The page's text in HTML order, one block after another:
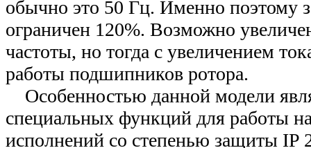
обычно это 50 Гц. Именно поэтому
ограничен 120%. Возможно
частоты, но тогда с увеличением
работы подшипников ротора.
Особенностью данной модели
специальных функций для работы
исполнений со степенью защиты IP